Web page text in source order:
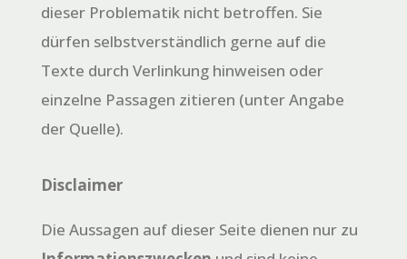
dieser Problematik nicht betroffen. Sie
dürfen selbstverständlich gerne auf die
Texte durch Verlinkung hinweisen oder
einzelne Passagen zitieren (unter Angabe
der Quelle).
Disclaimer
Die Aussagen auf dieser Seite dienen nur zu